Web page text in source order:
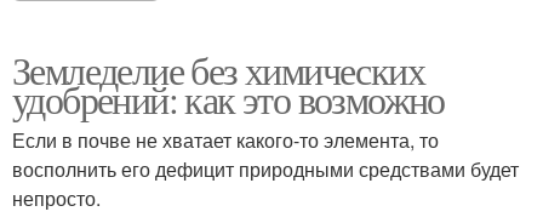
Земледелие без химических
удобрений: как это возможно
Если в почве не хватает какого-то элемента, то
восполнить его дефицит природными средствами будет
непросто.